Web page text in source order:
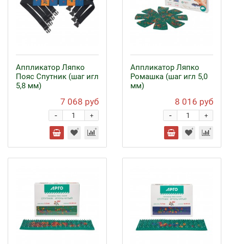
Аппликатор Ляпко
Пояс Спутник (шаг игл
5,8 мм)
7 068 руб
+
-
Аппликатор Ляпко
Ромашка (шаг игл 5,0
мм)
8 016 руб
+
-